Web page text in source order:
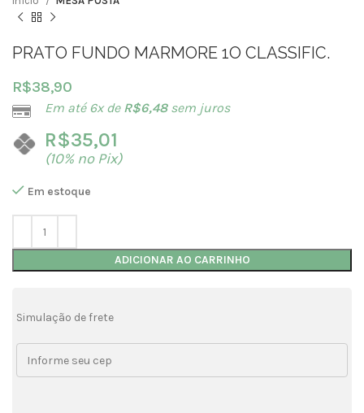
PRATO FUNDO MARMORE 1O CLASSIFIC.
R$38,90
Em até 6x de R$6,48sem juros
R$35,01
(10% no Pix)
Em estoque
ADICIONAR AO CARRINHO
Simulação de frete